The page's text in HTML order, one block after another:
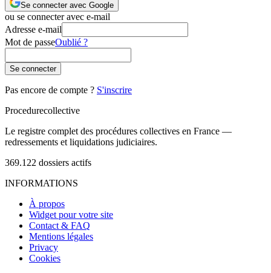
Se connecter avec Google
ou se connecter avec e-mail
Adresse e-mail
Mot de passeOublié ?
Se connecter
Pas encore de compte ? S'inscrire
Procedurecollective
Le registre complet des procédures collectives en France —
redressements et liquidations judiciaires.
369.122 dossiers actifs
INFORMATIONS
À propos
Widget pour votre site
Contact & FAQ
Mentions légales
Privacy
Cookies